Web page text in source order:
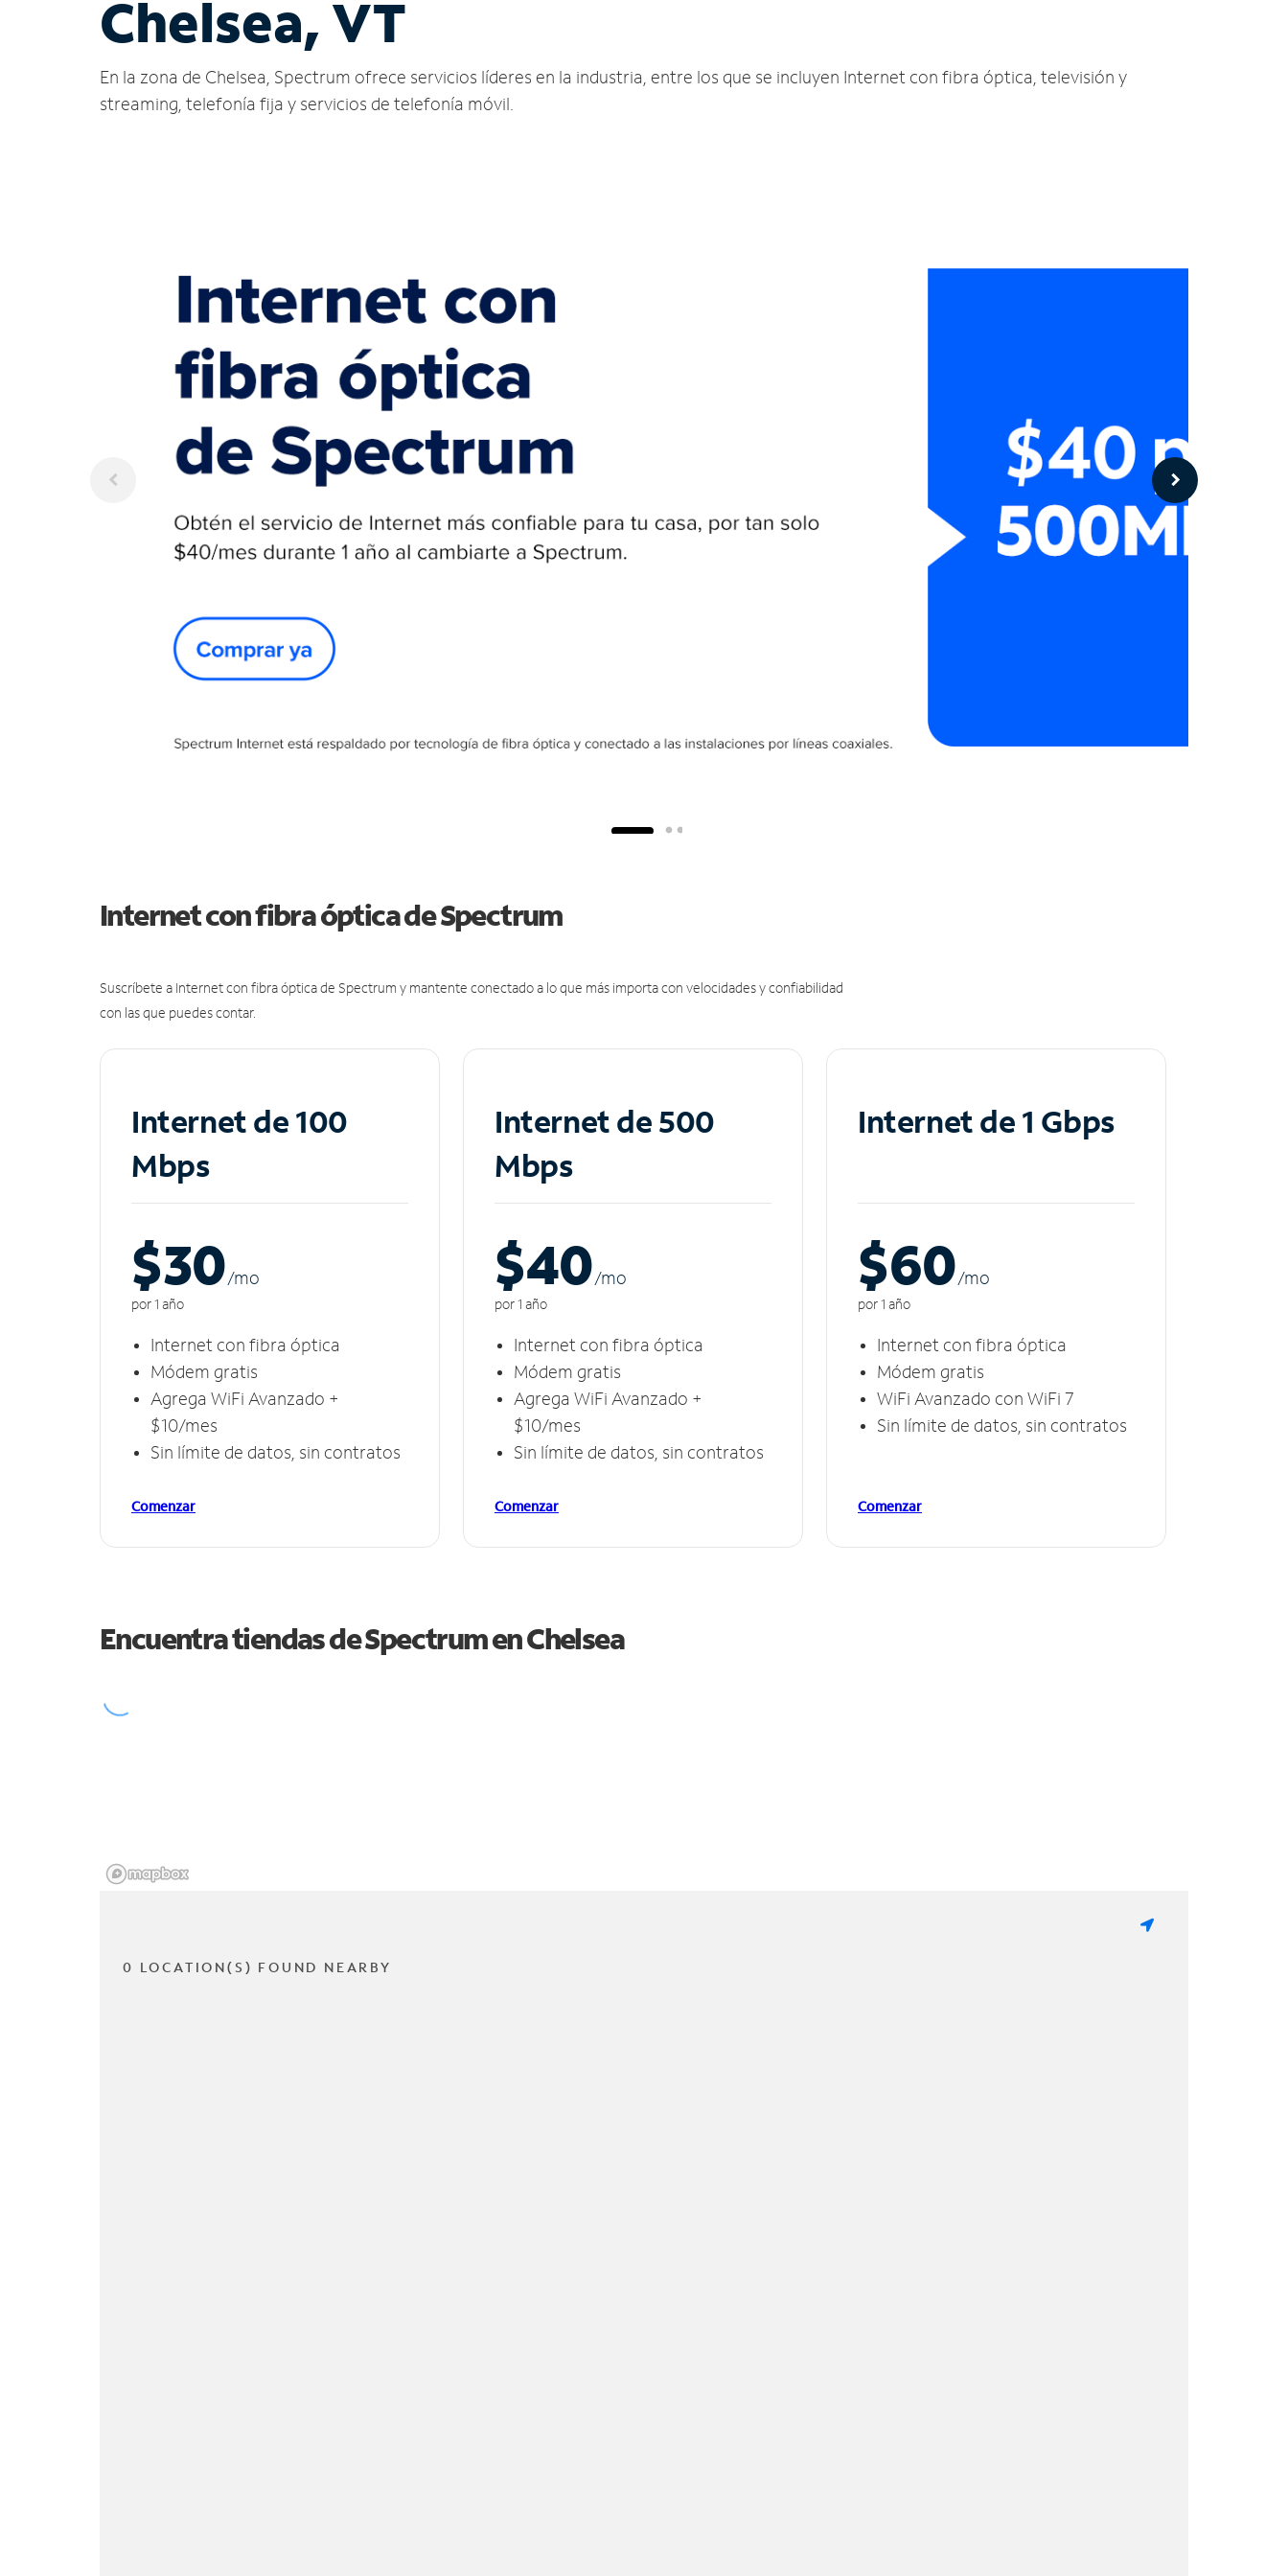
Chelsea, VT
En la zona de Chelsea, Spectrum ofrece servicios líderes en la industria, entre los que se incluyen Internet con fibra óptica, televisión y
streaming, telefonía fija y servicios de telefonía móvil.
Internet con fibra óptica de Spectrum
Suscríbete a Internet con fibra óptica de Spectrum y mantente conectado a lo que más importa con velocidades y confiabilidad
con las que puedes contar.
Internet de 100
Mbps
$30/mo
por 1 año
Internet con fibra óptica
Módem gratis
Agrega WiFi Avanzado +
$10/mes
Sin límite de datos, sin contratos
Comenzar
Internet de 500
Mbps
$40/mo
por 1 año
Internet con fibra óptica
Módem gratis
Agrega WiFi Avanzado +
$10/mes
Sin límite de datos, sin contratos
Comenzar
Internet de 1 Gbps
$60/mo
por 1 año
Internet con fibra óptica
Módem gratis
WiFi Avanzado con WiFi 7
Sin límite de datos, sin contratos
Comenzar
Encuentra tiendas de Spectrum enChelsea
0 LOCATION(S) FOUND NEARBY